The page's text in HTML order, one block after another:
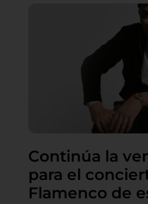
Continúa la
para el
Flamenco de